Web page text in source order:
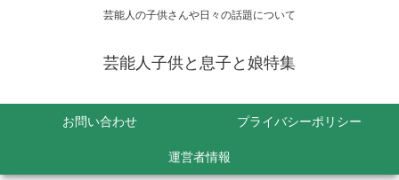
芸能人の子供さんや日々の話題について
芸能人子供と息子と娘特集
お問い合わせ プライバシーポリシー
運営者情報